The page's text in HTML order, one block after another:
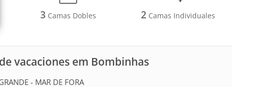
3 Camas Dobles 2 Camas Individuales
vacaciones em Bombinhas
- MAR DE FORA